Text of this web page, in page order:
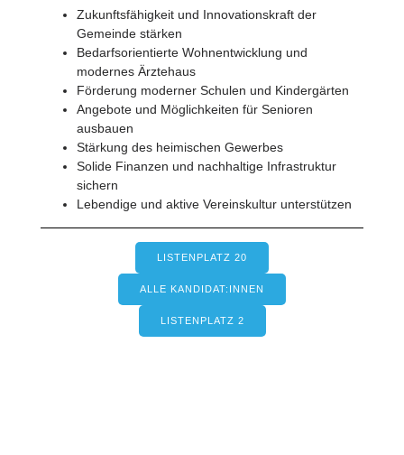
Zukunftsfähigkeit und Innovationskraft der
Gemeinde stärken
Bedarfsorientierte Wohnentwicklung und
modernes Ärztehaus
Förderung moderner Schulen und Kindergärten
Angebote und Möglichkeiten für Senioren
ausbauen
Stärkung des heimischen Gewerbes
Solide Finanzen und nachhaltige Infrastruktur
sichern
Lebendige und aktive Vereinskultur unterstützen
LISTENPLATZ 20
ALLE KANDIDAT:INNEN
LISTENPLATZ 2